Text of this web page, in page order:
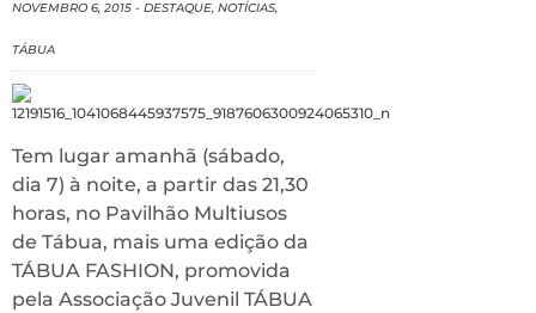
NOVEMBRO 6, 2015 - DESTAQUE, NOTÍCIAS,
TÁBUA
Tem lugar amanhã (sábado,
dia 7) à noite, a partir das 21,30
horas, no Pavilhão Multiusos
de Tábua, mais uma edição da
TÁBUA FASHION, promovida
pela Associação Juvenil TÁBUA